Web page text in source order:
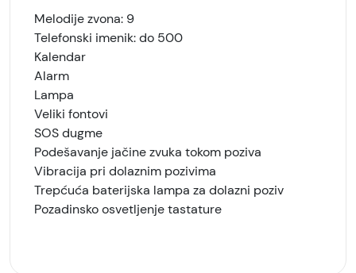
Melodije zvona: 9
Telefonski imenik: do 500
Kalendar
Alarm
Lampa
Veliki fontovi
SOS dugme
Podešavanje jačine zvuka tokom poziva
Vibracija pri dolaznim pozivima
Trepćuća baterijska lampa za dolazni poziv
Pozadinsko osvetljenje tastature